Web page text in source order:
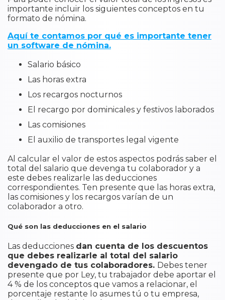
importante incluir los siguientes conceptos en tu
formato de nómina.
Aquí te contamos por qué es importante tener
un software de nómina.
Salario básico
Las horas extra
Los recargos nocturnos
El recargo por dominicales y festivos laborados
Las comisiones
El auxilio de transportes legal vigente
Al calcular el valor de estos aspectos podrás saber el
total del salario que devenga tu colaborador y a
este debes realizarle las deducciones
correspondientes. Ten presente que las horas extra,
las comisiones y los recargos varían de un
colaborador a otro.
Qué son las deducciones en el salario
Las deducciones dan cuenta de los descuentos
que debes realizarle al total del salario
devengado de tus colaboradores. Debes tener
presente que por Ley, tu trabajador debe aportar el
4 % de los conceptos que vamos a relacionar, el
porcentaje restante lo asumes tú o tu empresa,